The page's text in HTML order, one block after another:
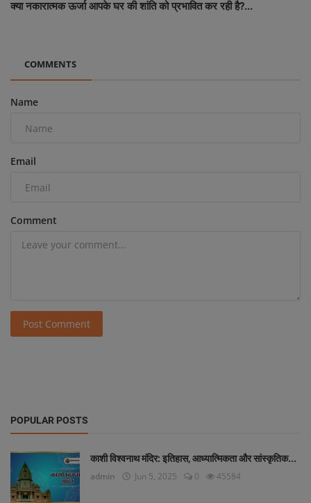
क्या नकारात्मक ऊर्जा आपके घर की शांति को प्रभावित कर रही है?...
COMMENTS
Name
Email
Comment
Post Comment
POPULAR POSTS
काशी विश्वनाथ मंदिर: इतिहास, आध्यात्मिकता और सांस्कृतिक...
admin Jun 5, 2025 0 45584